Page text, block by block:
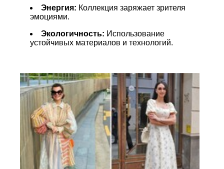
Энергия: Коллекция заряжает зрителя
эмоциями.
Экологичность: Использование
устойчивых материалов и технологий.